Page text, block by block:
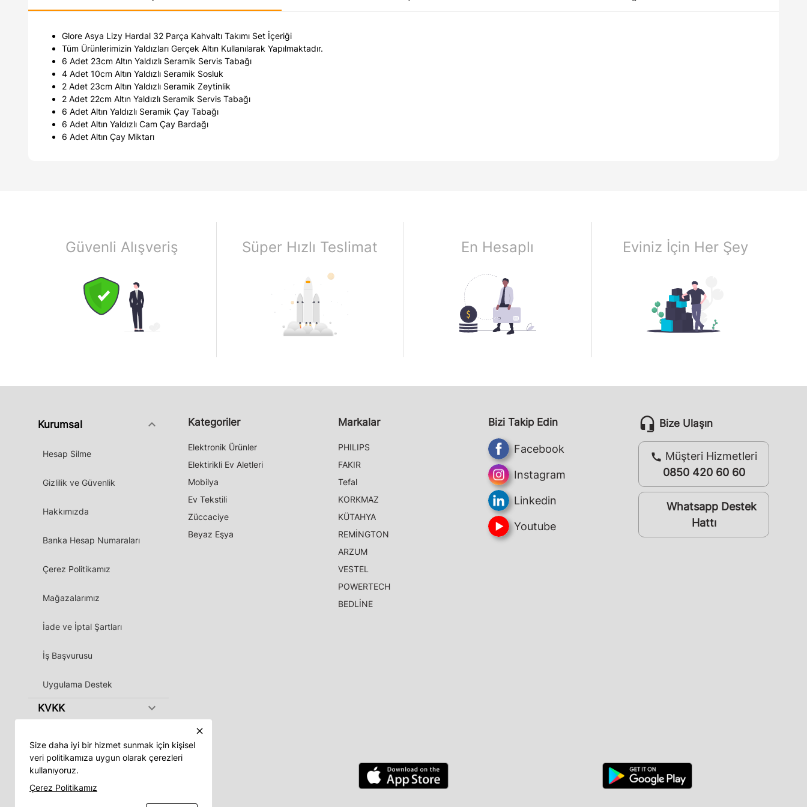
Glore Asya Lizy Hardal 32 Parça Kahvaltı Takımı Set İçeriği
Tüm Ürünlerimizin Yaldızları Gerçek Altın Kullanılarak Yapılmaktadır.
6 Adet 23cm Altın Yaldızlı Seramik Servis Tabağı
4 Adet 10cm Altın Yaldızlı Seramik Sosluk
2 Adet 23cm Altın Yaldızlı Seramik Zeytinlik
2 Adet 22cm Altın Yaldızlı Seramik Servis Tabağı
6 Adet Altın Yaldızlı Seramik Çay Tabağı
6 Adet Altın Yaldızlı Cam Çay Bardağı
6 Adet Altın Çay Miktarı
Güvenli Alışveriş Süper Hızlı Teslimat En Hesaplı Eviniz İçin Her Şey
Kurumsal keyboard_arrow_down
Hesap Silme
Gizlilik ve Güvenlik
Hakkımızda
Banka Hesap Numaraları
Çerez Politikamız
Mağazalarımız
İade ve İptal Şartları
İş Başvurusu
Uygulama Destek
KVKK keyboard_arrow_down
Kategoriler
Elektronik Ürünler
Elektirikli Ev Aletleri
Mobilya
Ev Tekstili
Züccaciye
Beyaz Eşya
Markalar
PHILIPS
FAKIR
Tefal
KORKMAZ
KÜTAHYA
REMİNGTON
ARZUM
VESTEL
POWERTECH
BEDLİNE
Bizi Takip Edin
Facebook
Instagram
Linkedin
Youtube
headset_mic Bize Ulaşın
call Müşteri Hizmetleri
0850 420 60 60
whatsappWhatsapp Destek
Hattı
close
Size daha iyi bir hizmet sunmak için kişisel
veri politikamıza uygun olarak çerezleri
kullanıyoruz.
Çerez Politikamız